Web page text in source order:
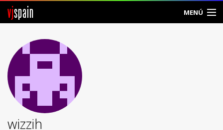
vjspain MENÚ
Foros
Noticias
Vjspain
wizzih